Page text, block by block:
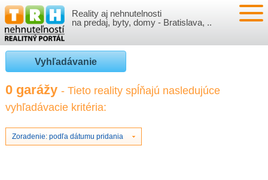
Reality aj nehnutelnosti
na predaj, byty, domy - Bratislava, ..
NEHNUTEĽNOSTI
BYTY
NOVOSTAVBY
NEBYTOVÉ PRIESTORY
VLOŽIŤ NEHNUTEĽNOSTI
PRIHLÁSENIE
REGISTRÁCIA
VÝVOJ CIEN REALÍT
ČLÁNKY O REALITÁCH
Vyhľadávanie
0 garážy - Tieto reality spĺňajú nasledujúce
vyhľadávacie kritéria:
Zoradenie: podľa dátumu pridania